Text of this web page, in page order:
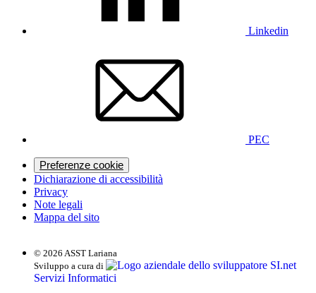
Linkedin
PEC
Preferenze cookie
Dichiarazione di accessibilità
Privacy
Note legali
Mappa del sito
© 2026 ASST Lariana
Sviluppo a cura di
SI.net
Servizi Informatici